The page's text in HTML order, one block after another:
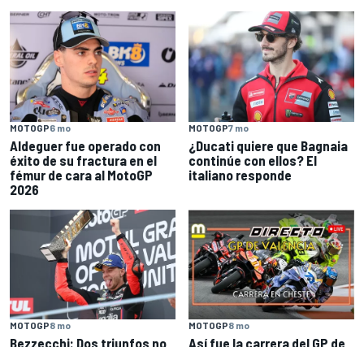
MOTOGP6 mo
Aldeguer fue operado con
éxito de su fractura en el
fémur de cara al MotoGP
2026
MOTOGP7 mo
¿Ducati quiere que Bagnaia
continúe con ellos? El
italiano responde
MOTOGP8 mo
Bezzecchi: Dos triunfos no
MOTOGP8 mo
Así fue la carrera del GP de